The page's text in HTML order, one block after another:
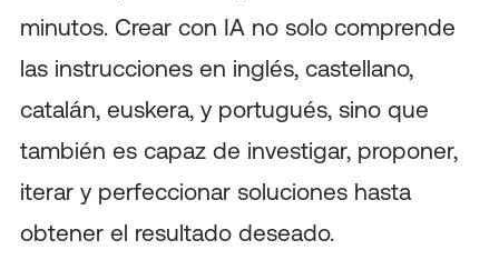
minutos. Crear con IA no solo comprende
las instrucciones en inglés, castellano,
catalán, euskera, y portugués, sino que
también es capaz de investigar, proponer,
iterar y perfeccionar soluciones hasta
obtener el resultado deseado.